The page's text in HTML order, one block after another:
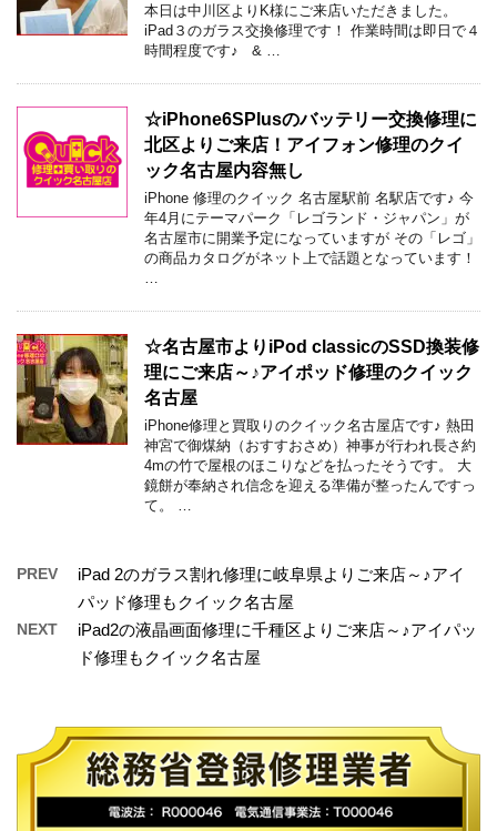
本日は中川区よりK様にご来店いただきました。
iPad３のガラス交換修理です！ 作業時間は即日で４
時間程度です♪ & …
☆iPhone6SPlusのバッテリー交換修理に
北区よりご来店！アイフォン修理のクイ
ック名古屋内容無し
iPhone 修理のクイック 名古屋駅前 名駅店です♪ 今
年4月にテーマパーク「レゴランド・ジャパン」が
名古屋市に開業予定になっていますが その「レゴ」
の商品カタログがネット上で話題となっています！
☆名古屋市よりiPod classicのSSD換装修
理にご来店～♪アイポッド修理のクイック
名古屋
iPhone修理と買取りのクイック名古屋店です♪ 熱田
神宮で御煤納（おすすおさめ）神事が行われ長さ約
4mの竹で屋根のほこりなどを払ったそうです。 大
鏡餅が奉納され信念を迎える準備が整ったんですっ
て。 …
PREV
iPad 2のガラス割れ修理に岐阜県よりご来店～♪アイ
パッド修理もクイック名古屋
NEXT
iPad2の液晶画面修理に千種区よりご来店～♪アイパッ
ド修理もクイック名古屋